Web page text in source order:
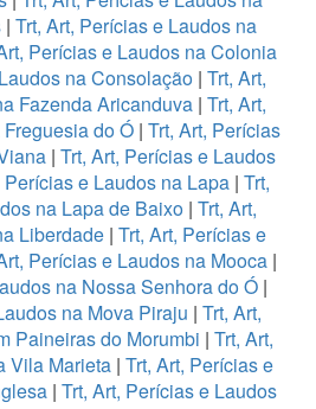
| Trt, Art, Perícias e Laudos na
Perícias e Laudos na Colonia
na Consolação | Trt, Art,
Fazenda Aricanduva| Trt, Art,
do Ó| Trt, Art, Perícias
| Trt, Art, Perícias e Laudos
Perícias e Laudos na Lapa| Trt,
na Lapa de Baixo | Trt, Art,
Liberdade | Trt, Art, Perícias e
Perícias e Laudos na Mooca|
na Nossa Senhora do Ó|
na Mova Piraju | Trt, Art,
Paineiras do Morumbi | Trt, Art,
Vila Marieta | Trt, Art, Perícias e
| Trt, Art, Perícias e Laudos